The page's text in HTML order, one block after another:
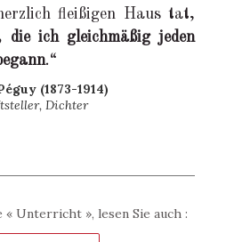
fleißigen Haus tat,
ich gleichmäßig jeden
.“
(1873-1914)
Dichter
« Unterricht », lesen Sie auch :